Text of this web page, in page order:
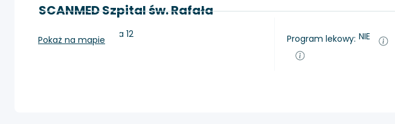
SCANMED Szpital św. Rafała
Kraków, Bochenka 12
Pokaż na mapie Program lekowy: NIE